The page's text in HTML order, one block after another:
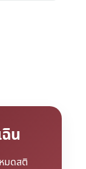
น
มดสติ